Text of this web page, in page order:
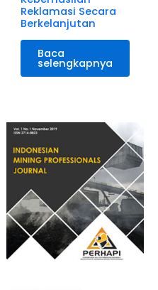
Reklamasi Secara
Berkelanjutan
Baca
selengkapnya